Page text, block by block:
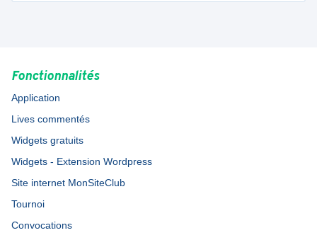
Fonctionnalités
Application
Lives commentés
Widgets gratuits
Widgets - Extension Wordpress
Site internet MonSiteClub
Tournoi
Convocations